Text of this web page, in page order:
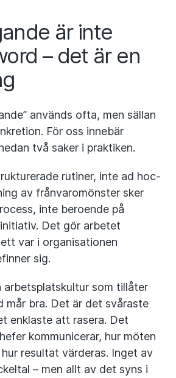
är inte
– det är en
används ofta, men sällan
För oss innebär
två saker i praktiken.
rutiner, inte ad hoc-
av frånvaromönster sker
inte beroende på
Det gör arbetet
var i organisationen
sig.
arbetsplatskultur som tillåter
mår bra. Det är det svåraste
enklaste att rasera. Det
kommunicerar, hur möten
resultat värderas. Inget av
– men allt av det syns i